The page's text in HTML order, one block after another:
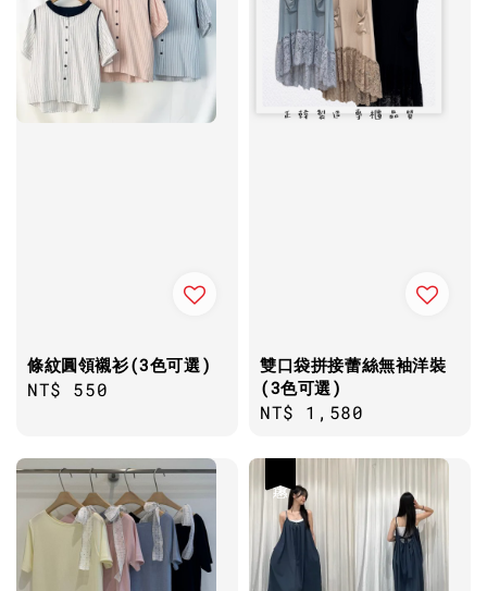
條紋圓領襯衫(3色可選)
Regular
NT$ 550
雙口袋拼接蕾絲無袖洋裝
(3色可選)
Regular
NT$ 1,580